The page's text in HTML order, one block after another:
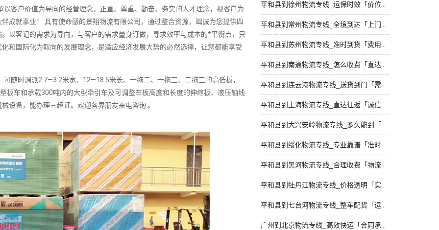
客户价值为导向的经营理念，正直、尊重、勤奋、务实的人才理念，视客户为
成就事业！ 具有使命感的景翔物流有限公司，通过整合资源，竭诚为您提供四
以客记的需求为导向，与客户的需求量身订做，寻求效率与成本的*平衡点，只
和国际化为取向的发展理念，是适应经济发展大势的必然选择，让您都能享受
时调派2.7—3.2米宽、12—18.5米长、一拖二、一拖三、二拖三的高低板，
车和承载300吨内的大型牵引车及可调整车板高度和长度的伸缩板、液压轴线
设备，能办理三超证。欢迎各界朋友来电咨询 。
平和县到徐州物流专线_运保时效「价位合理」
平和县到常州物流专线_全境到达「上门取件」
平和县到苏州物流专线_准时到货「费用多少」
平和县到南通物流专线_怎么收费「直达不中转」
平和县到连云港物流专线_送货到门「需要几天」
平和县到上海物流专线_直达往返「诚信经营」
平和县到大兴安岭物流专线_多久能到「专线查询」
平和县到绥化物流专线_专业靠谱「准时到货」
平和县到黑河物流专线_合理收费「物流拼车」
平和县到牡丹江物流专线_价格透明「实时反馈」
平和县到七台河物流专线_整车配货「运保时效」
广州到北京物流专线_高效快运「合同承运」